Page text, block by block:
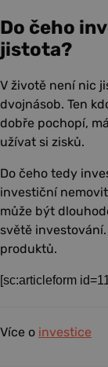
Do čeho
jistota?
V životě není nic
dvojnásob. Ten
dobře pochopí,
užívat si zisků.
Do čeho tedy
investiční
může být
světě
produktů.
[sc:articleform
Více o investice